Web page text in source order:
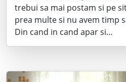
trebui sa mai postam si pe
prea multe si nu avem timp
Din cand in cand apar si…